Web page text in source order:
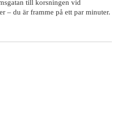
till korsningen vid
– du är framme på ett par minuter.